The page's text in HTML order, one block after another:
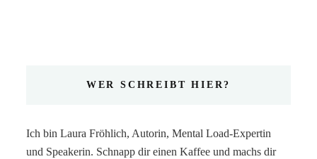
WER SCHREIBT HIER?
Ich bin Laura Fröhlich, Autorin, Mental Load-Expertin
und Speakerin. Schnapp dir einen Kaffee und machs dir